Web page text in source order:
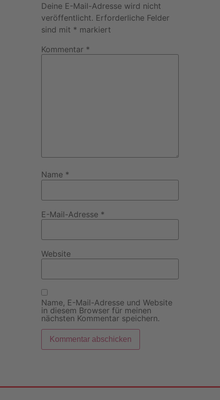
Deine E-Mail-Adresse wird nicht
veröffentlicht. Erforderliche Felder
sind mit * markiert
Kommentar *
Name *
E-Mail-Adresse *
Website
Name, E-Mail-Adresse und Website
in diesem Browser für meinen
nächsten Kommentar speichern.